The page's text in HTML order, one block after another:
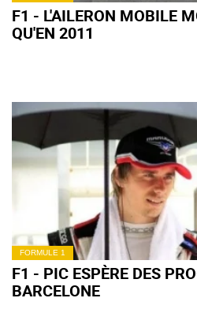
F1 - L'AILERON MOBILE
QU'EN 2011
FORMULE 1
F1 - PIC ESPÈRE DES
BARCELONE